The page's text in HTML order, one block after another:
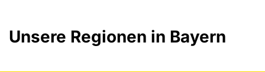
Unsere Regionen in Bayern